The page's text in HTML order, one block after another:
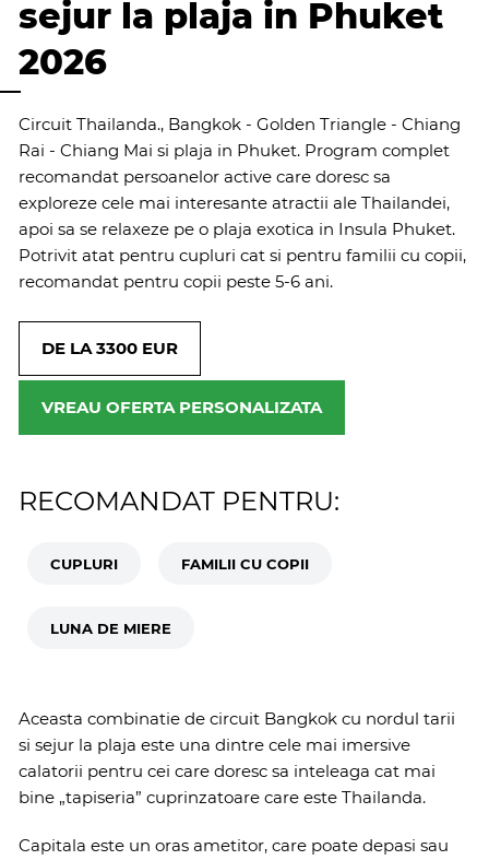
sejur la plaja in Phuket
2026
Circuit Thailanda., Bangkok - Golden Triangle - Chiang
Rai - Chiang Mai si plaja in Phuket. Program complet
recomandat persoanelor active care doresc sa
exploreze cele mai interesante atractii ale Thailandei,
apoi sa se relaxeze pe o plaja exotica in Insula Phuket.
Potrivit atat pentru cupluri cat si pentru familii cu copii,
recomandat pentru copii peste 5-6 ani.
DE LA 3300 EUR
VREAU OFERTA PERSONALIZATA
RECOMANDAT PENTRU:
CUPLURI FAMILII CU COPII
LUNA DE MIERE
Aceasta combinatie de circuit Bangkok cu nordul tarii
si sejur la plaja este una dintre cele mai imersive
calatorii pentru cei care doresc sa inteleaga cat mai
bine „tapiseria” cuprinzatoare care este Thailanda.
Capitala este un oras ametitor, care poate depasi sau